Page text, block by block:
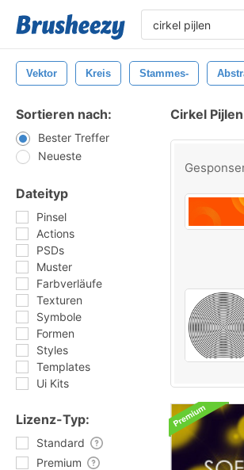
Vektor Kreis Stammes-
Sortieren nach:
Bester Treffer
Neueste
Dateityp
Pinsel
Actions
PSDs
Muster
Farbverläufe
Texturen
Symbole
Formen
Styles
Templates
Ui Kits
Lizenz-Typ:
Standard
Premium
Cirkel